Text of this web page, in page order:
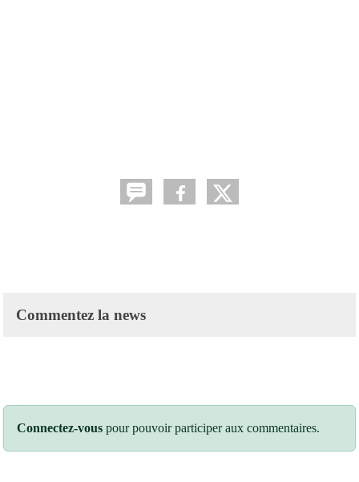
Commentez la news
Connectez-vous pour pouvoir participer aux commentaires.